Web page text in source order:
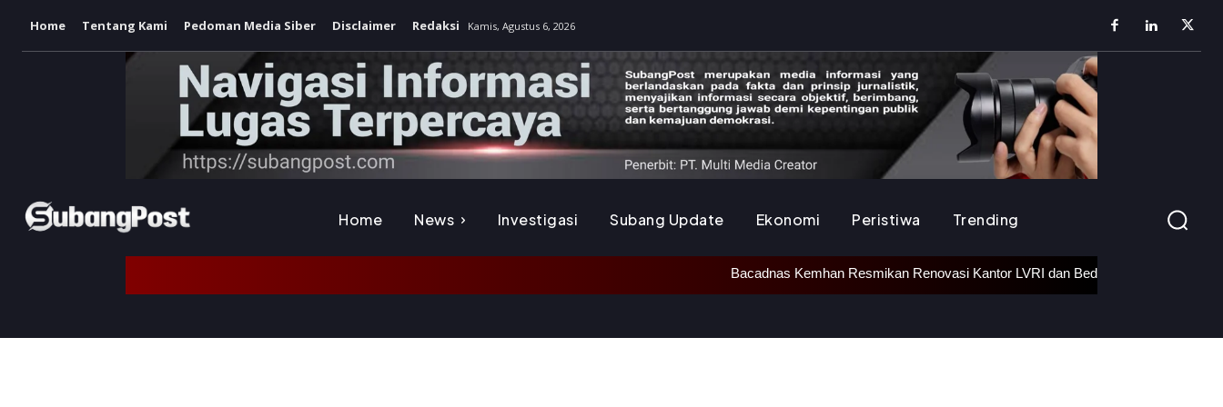
Home Tentang Kami Pedoman Media Siber Disclaimer Redaksi Kamis, Agustus 6, 2026
Home News Investigasi Subang Update Ekonomi Peristiwa Trending
Bacadnas Kemhan Resmikan Renovasi Kantor LVRI dan Bedah Rumah Veteran di Subang